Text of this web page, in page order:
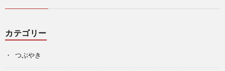
カテゴリー
つぶやき